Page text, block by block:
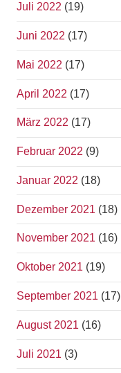
Juli 2022 (19)
Juni 2022 (17)
Mai 2022 (17)
April 2022 (17)
März 2022 (17)
Februar 2022 (9)
Januar 2022 (18)
Dezember 2021 (18)
November 2021 (16)
Oktober 2021 (19)
September 2021 (17)
August 2021 (16)
Juli 2021 (3)